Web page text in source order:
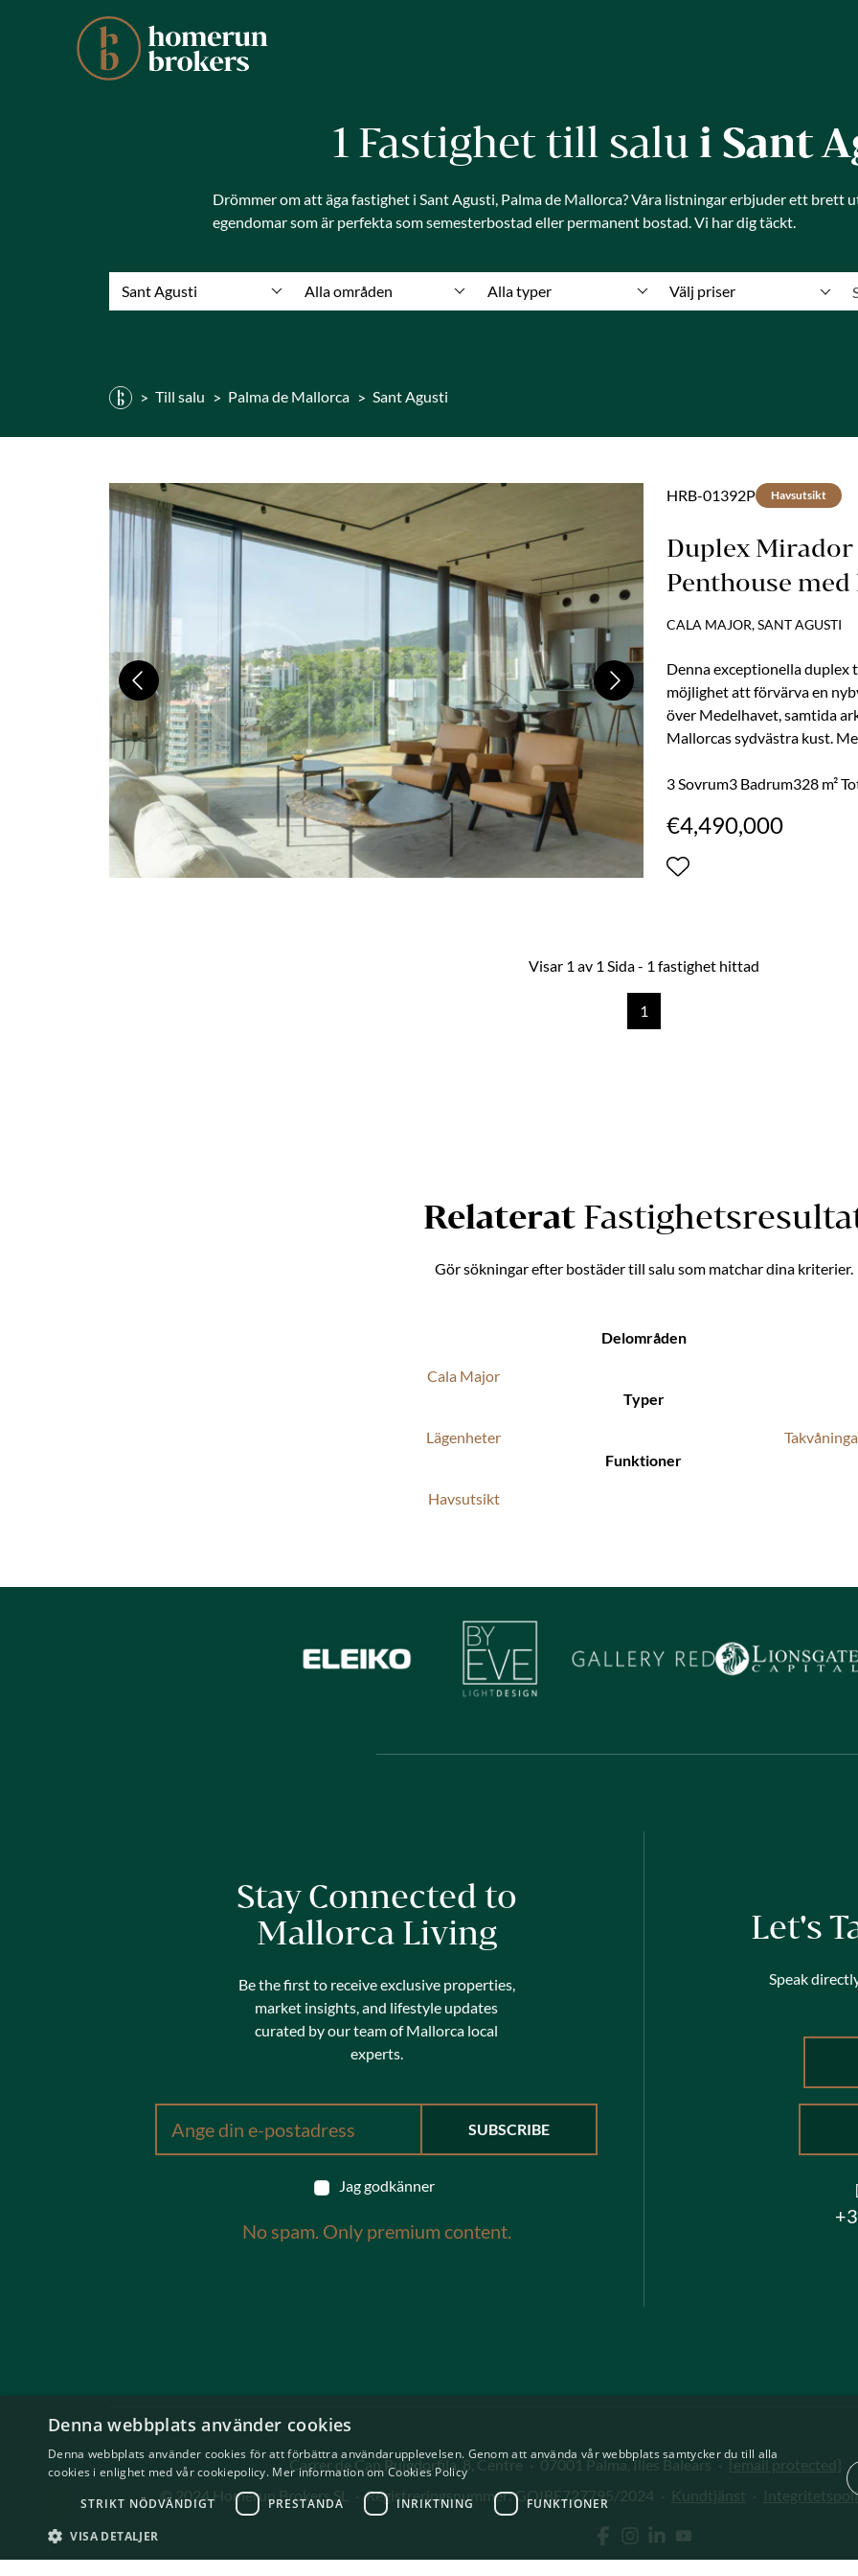
1 Fastighet till salu i Sant
Drömmer om att äga fastighet i Sant Agusti, Palma de Mallorca? Våra listningar erbjuder ett brett
egendomar som är perfekta som semesterbostad eller permanent bostad. Vi har dig täckt.
Sant Agusti Alla områden Alla typer Välj priser
Till salu Palma de Mallorca Sant Agusti
Previous Next
HRB-01392P Havsutsikt
Duplex
Penthouse
försäljning i
CALA MAJOR, SANT AGUSTI
Denna exceptionella duplex
möjlighet att förvärva en
över Medelhavet, samtida
Mallorcas sydvästra kust.
sofistikering med den
kärnan i modern ö
3 Sovrum3 Badrum328 m²
€4,490,000
Visar 1 av 1 Sida - 1 fastighet hittad
1
Relaterat
Gör sökningar efter bostäder till salu som matchar dina kriterier.
Delområden
Cala Major
Typer
Lägenheter
Funktioner
Havsutsikt
Stay Connected to
Mallorca Living
Be the first to receive exclusive properties,
market insights, and lifestyle updates
curated by our team of Mallorca local
experts.
Jag godkänner
No spam. Only premium content.
Let's
Speak
Carrer de Can Puigdorfila, 8, Centre · 07001 Palma, Illes Balears · [email protected] ·
© 2024 Homerun Brokers SL
· Registreringsnummer: GOIBE727795/2024 · Kundtjänst ·
Denna webbplats använder cookies
Denna webbplats använder cookies för att förbättra användarupplevelsen. Genom att använda vår webbplats samtycker du till alla
cookies i enlighet med vår cookiepolicy. Mer information om Cookies Policy
STRIKT NÖDVÄNDIGT
PRESTANDA INRIKTNING FUNKTIONER
VISA DETALJER